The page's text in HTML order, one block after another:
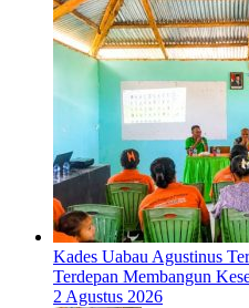
Kades Uabau Agustinus
Terdepan Membangun
2 Agustus 2026